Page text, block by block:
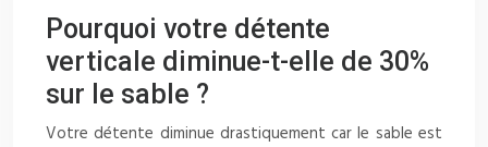
Pourquoi votre détente
verticale diminue-t-elle de 30%
sur le sable ?
Votre détente diminue drastiquement car le sable est